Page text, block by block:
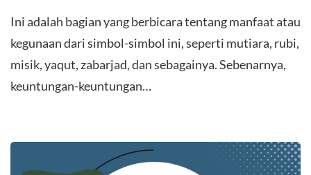
Ini adalah bagian yang berbicara tentang manfaat atau
kegunaan dari simbol-simbol ini, seperti mutiara, rubi,
misik, yaqut, zabarjad, dan sebagainya. Sebenarnya,
keuntungan-keuntungan…